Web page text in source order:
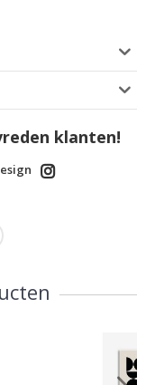
klanten!